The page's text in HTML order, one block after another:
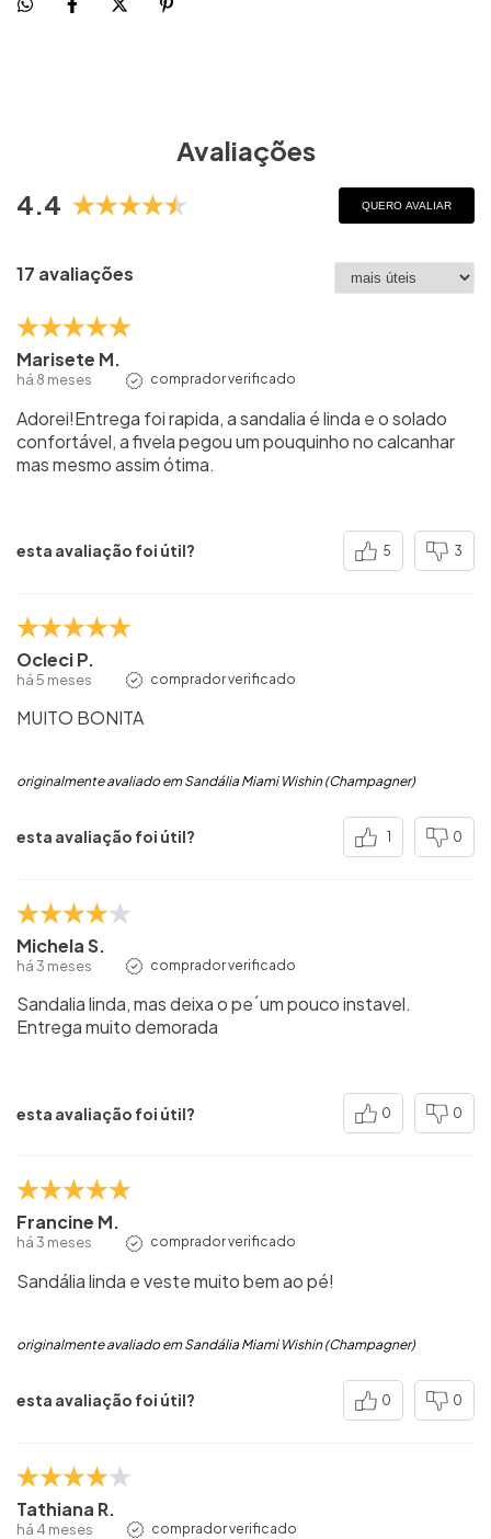
Avaliações
4.4
QUERO AVALIAR
17 avaliações
Marisete M.
há 8 meses comprador verificado
Adorei!Entrega foi rapida, a sandalia é linda e o solado
confortável, a fivela pegou um pouquinho no calcanhar
mas mesmo assim ótima.
esta avaliação foi útil? 5 3
Ocleci P.
há 5 meses comprador verificado
MUITO BONITA
originalmente avaliado em Sandália Miami Wishin (Champagner)
esta avaliação foi útil? 1 0
Michela S.
há 3 meses comprador verificado
Sandalia linda, mas deixa o pe´um pouco instavel.
Entrega muito demorada
esta avaliação foi útil? 0 0
Francine M.
há 3 meses comprador verificado
Sandália linda e veste muito bem ao pé!
originalmente avaliado em Sandália Miami Wishin (Champagner)
esta avaliação foi útil? 0 0
Tathiana R.
há 4 meses comprador verificado